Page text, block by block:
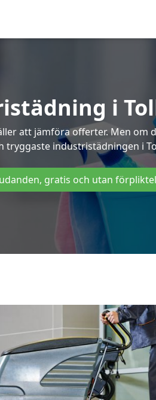
i
att jämföra offerter. Men
tryggaste industristädningen i
gratis och utan